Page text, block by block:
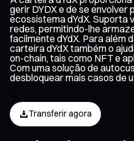
gerir DYDX e de se envolver
ecossistema dYdX. Suporta
redes, permitindo-lhe
facilmente dYdX. Para além
carteira dYdX também o
on-chain, tais como NFT e
Com uma solução de
desbloquear mais casos de
Transferir agora